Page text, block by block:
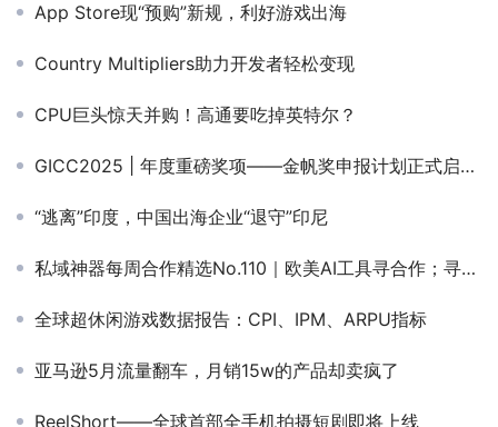
App Store现“预购”新规，利好游戏出海
Country Multipliers助力开发者轻松变现
CPU巨头惊天并购！高通要吃掉英特尔？
GICC2025 | 年度重磅奖项——金帆奖申报计划正式启动！
“逃离”印度，中国出海企业“退守”印尼
私域神器每周合作精选No.110｜欧美AI工具寻合作；寻德国地区流量；研发找中东发行；新锐短剧平台寻海外流量
全球超休闲游戏数据报告：CPI、IPM、ARPU指标
亚马逊5月流量翻车，月销15w的产品却卖疯了
ReelShort——全球首部全手机拍摄短剧即将上线